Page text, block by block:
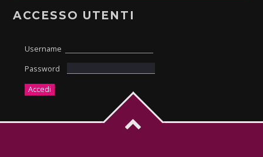
ACCESSO UTENTI
Username
Password